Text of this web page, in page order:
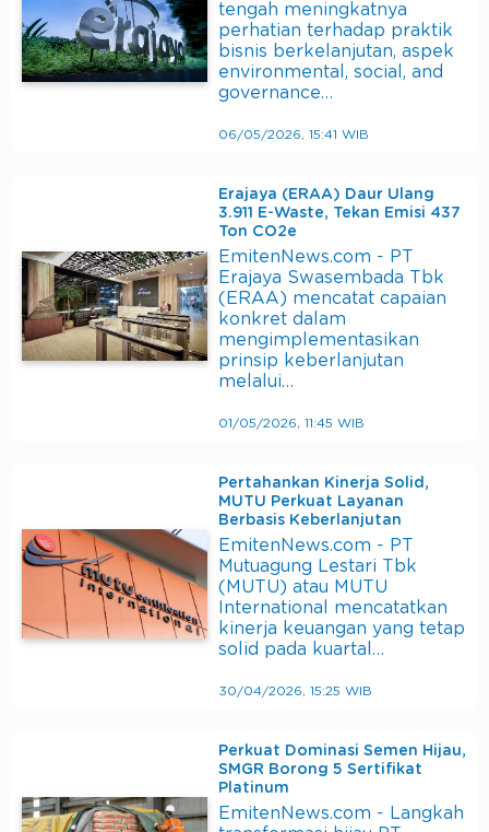
tengah meningkatnya
perhatian terhadap praktik
bisnis berkelanjutan, aspek
environmental, social, and
governance…
06/05/2026, 15:41 WIB
Erajaya (ERAA) Daur Ulang
3.911 E-Waste, Tekan Emisi 437
Ton CO2e
EmitenNews.com - PT
Erajaya Swasembada Tbk
(ERAA) mencatat capaian
konkret dalam
mengimplementasikan
prinsip keberlanjutan
melalui…
01/05/2026, 11:45 WIB
Pertahankan Kinerja Solid,
MUTU Perkuat Layanan
Berbasis Keberlanjutan
EmitenNews.com - PT
Mutuagung Lestari Tbk
(MUTU) atau MUTU
International mencatatkan
kinerja keuangan yang tetap
solid pada kuartal…
30/04/2026, 15:25 WIB
Perkuat Dominasi Semen Hijau,
SMGR Borong 5 Sertifikat
Platinum
EmitenNews.com - Langkah